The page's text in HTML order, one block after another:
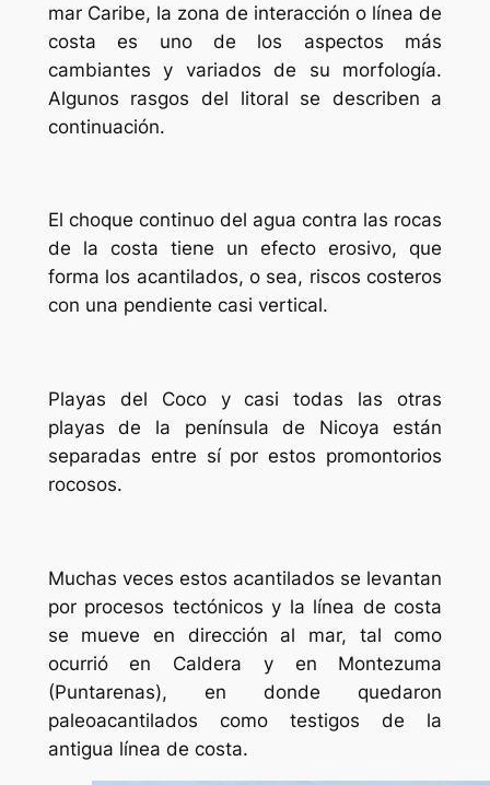
mar Caribe, la zona de interacción o línea de
costa es uno de los aspectos más
cambiantes y variados de su morfología.
Algunos rasgos del litoral se describen a
continuación.
El choque continuo del agua contra las rocas
de la costa tiene un efecto erosivo, que
forma los acantilados, o sea, riscos costeros
con una pendiente casi vertical.
Playas del Coco y casi todas las otras
playas de la península de Nicoya están
separadas entre sí por estos promontorios
rocosos.
Muchas veces estos acantilados se levantan
por procesos tectónicos y la línea de costa
se mueve en dirección al mar, tal como
ocurrió en Caldera y en Montezuma
(Puntarenas), en donde quedaron
paleoacantilados como testigos de la
antigua línea de costa.